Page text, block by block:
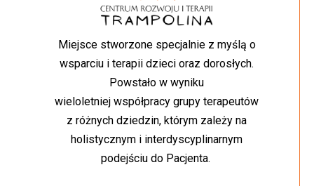
Miejsce stworzone specjalnie z myślą o
wsparciu i terapii dzieci oraz dorosłych.
Powstało w wyniku
wieloletniej współpracy grupy terapeutów
z różnych dziedzin, którym zależy na
holistycznym i interdyscyplinarnym
podejściu do Pacjenta.